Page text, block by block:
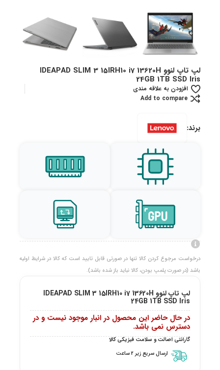
لپ تاپ لنوو IDEAPAD SLIM 3 15IRH10 i7 13620H
24GB 1TB SSD Iris
افزودن به علاقه مندی
Add to compare
برند:
درخواست مرجوع کردن کالا تنها در صورتی قابل تایید است که کالا در شرایط اولیه
باشد (در صورت پلمپ بودن، کالا نباید باز شده باشد).
لپ تاپ لنوو IDEAPAD SLIM 3 15IRH10 i7 13620H
24GB 1TB SSD Iris
در حال حاضر این محصول در انبار موجود نیست و در
دسترس نمی باشد.
گارانتی اصالت و سلامت فیزیکی کالا
ارسال سریع زیر 2 ساعت